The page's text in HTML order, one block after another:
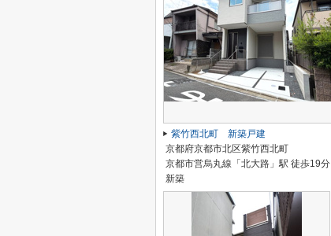
紫竹西北町 新築戸建
京都府京都市北区紫竹西北町
京都市営烏丸線「北大路」駅 徒歩19分
新築